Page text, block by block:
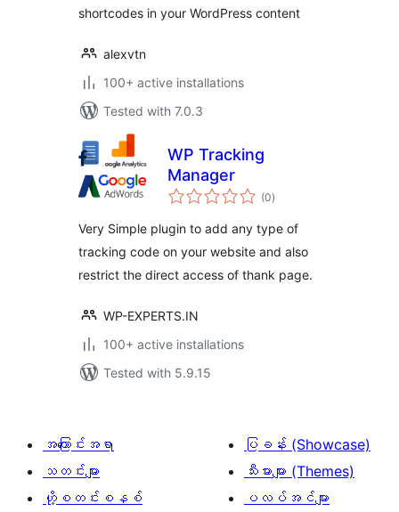
shortcodes in your WordPress content
alexvtn
100+ active installations
Tested with 7.0.3
WP Tracking
Manager
(0total
ratings
)
Very Simple plugin to add any type of
tracking code on your website and also
restrict the direct access of thank page.
WP-EXPERTS.IN
100+ active installations
Tested with 5.9.15
အကြောင်းအရာ
သတင်းများ
ဟို့စတင်းစနစ်
ပြခန်း (Showcase)
သီးမားများ (Themes)
ပလပ်အင်များ